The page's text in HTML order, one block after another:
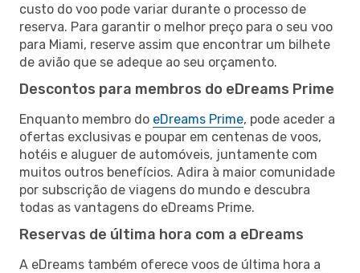
custo do voo pode variar durante o processo de
reserva. Para garantir o melhor preço para o seu voo
para Miami, reserve assim que encontrar um bilhete
de avião que se adeque ao seu orçamento.
Descontos para membros do eDreams Prime
Enquanto membro do eDreams Prime, pode aceder a
ofertas exclusivas e poupar em centenas de voos,
hotéis e aluguer de automóveis, juntamente com
muitos outros benefícios. Adira à maior comunidade
por subscrição de viagens do mundo e descubra
todas as vantagens do eDreams Prime.
Reservas de última hora com a eDreams
A eDreams também oferece voos de última hora a